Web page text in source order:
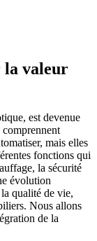
la valeur
est devenue
mais elles
fonctions qui
la sécurité
évolution
qualité de vie,
Nous allons
de la